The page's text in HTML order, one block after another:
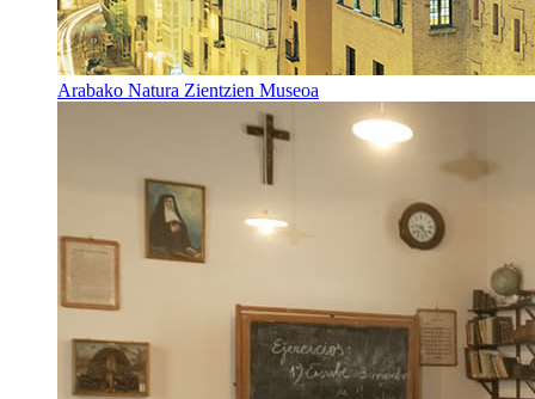
Arabako Natura Zientzien Museoa